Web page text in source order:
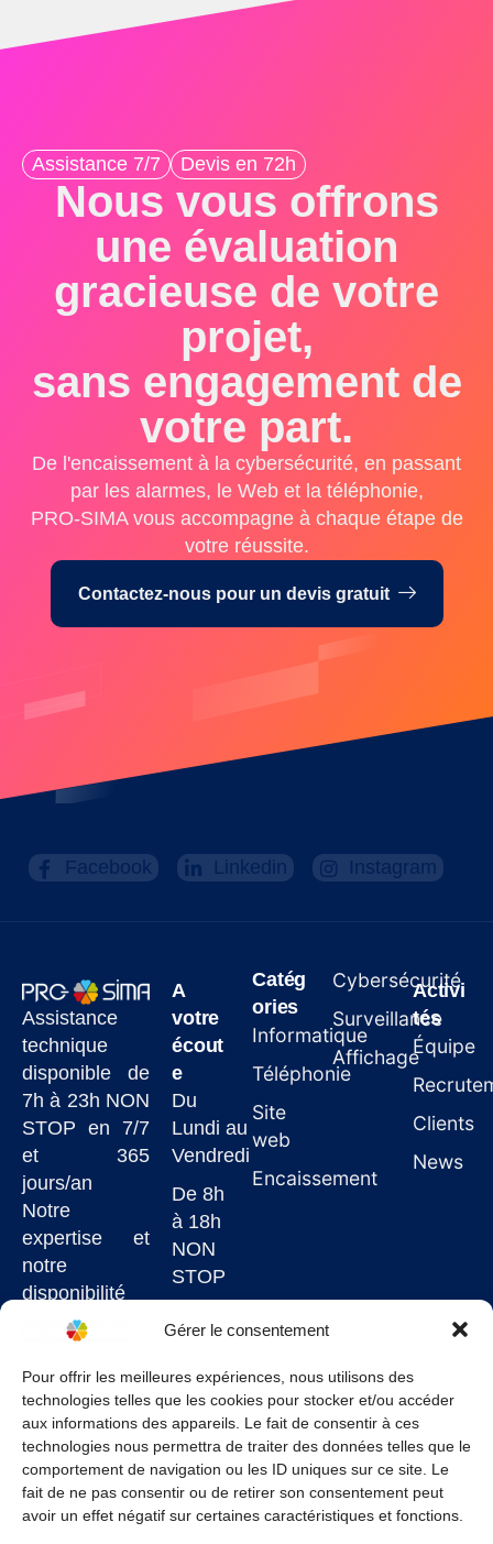
Gérer le consentement
Pour offrir les meilleures expériences, nous utilisons des
technologies telles que les cookies pour stocker et/ou accéder
aux informations des appareils. Le fait de consentir à ces
technologies nous permettra de traiter des données telles que le
comportement de navigation ou les ID uniques sur ce site. Le
fait de ne pas consentir ou de retirer son consentement peut
avoir un effet négatif sur certaines caractéristiques et fonctions.
Assistance 7/7 Devis en 72h
Nous vous offrons
une évaluation
gracieuse de votre
projet,
sans engagement de
votre part.
De l'encaissement à la cybersécurité, en passant
par les alarmes, le Web et la téléphonie,
PRO-SIMA vous accompagne à chaque étape de
votre réussite.
Contactez-nous pour un devis gratuit
Facebook Linkedin Instagram
Assistance
technique
disponible de
7h à 23h NON
STOP en 7/7
et 365
jours/an
Notre
expertise et
notre
disponibilité
garantissent
un service de
qualité à un
juste prix.
A
votre
écout
e
Du
Lundi au
Vendredi
De 8h
à 18h
NON
STOP
Catég
ories
Informatique
Téléphonie
Site
web
Encaissement
Cybersécurité
Surveillance
Affichage
Activi
tés
Équipe
Clients
News
Conditions Générales–Politique de confidentialité